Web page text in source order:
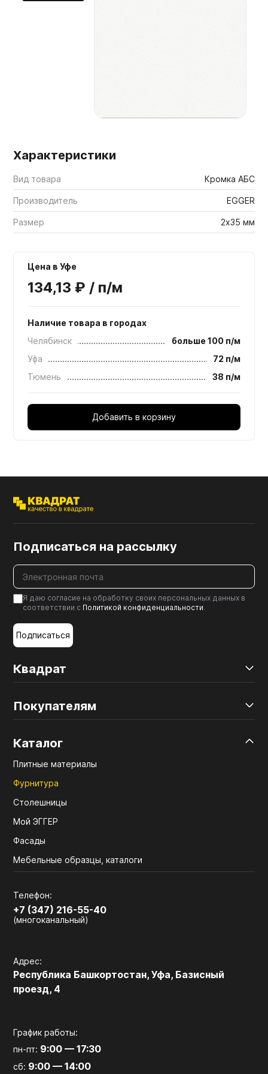
Характеристики
Вид товара Кромка АБС
Производитель EGGER
Размер 2х35 мм
Цена в Уфе
134,13 ₽ / п/м
Наличие товара в городах
Челябинск
больше 100 п/м
Уфа
72 п/м
Тюмень
38 п/м
Добавить в корзину
Квадрат
Покупателям
Каталог
Плитные материалы
Фурнитура
Столешницы
Мой ЭГГЕР
Фасады
Мебельные образцы, каталоги
Телефон:
+7 (347) 216-55-40
(многоканальный)
Адрес:
Республика Башкортостан, Уфа, Базисный
проезд, 4
График работы:
пн-пт: 9:00 — 17:30
сб: 9:00 — 14:00
Подписаться на рассылку
Я даю согласие на обработку своих персональных данных в
соответствии с Политикой конфиденциальности.
Подписаться